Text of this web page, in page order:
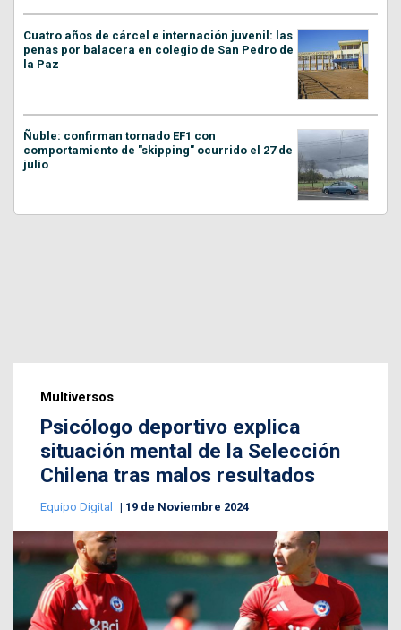
Cuatro años de cárcel e internación juvenil: las
penas por balacera en colegio de San Pedro de
la Paz
Ñuble: confirman tornado EF1 con
comportamiento de "skipping" ocurrido el 27 de
julio
Multiversos
Psicólogo deportivo explica
situación mental de la Selección
Chilena tras malos resultados
Equipo Digital 19 de Noviembre 2024